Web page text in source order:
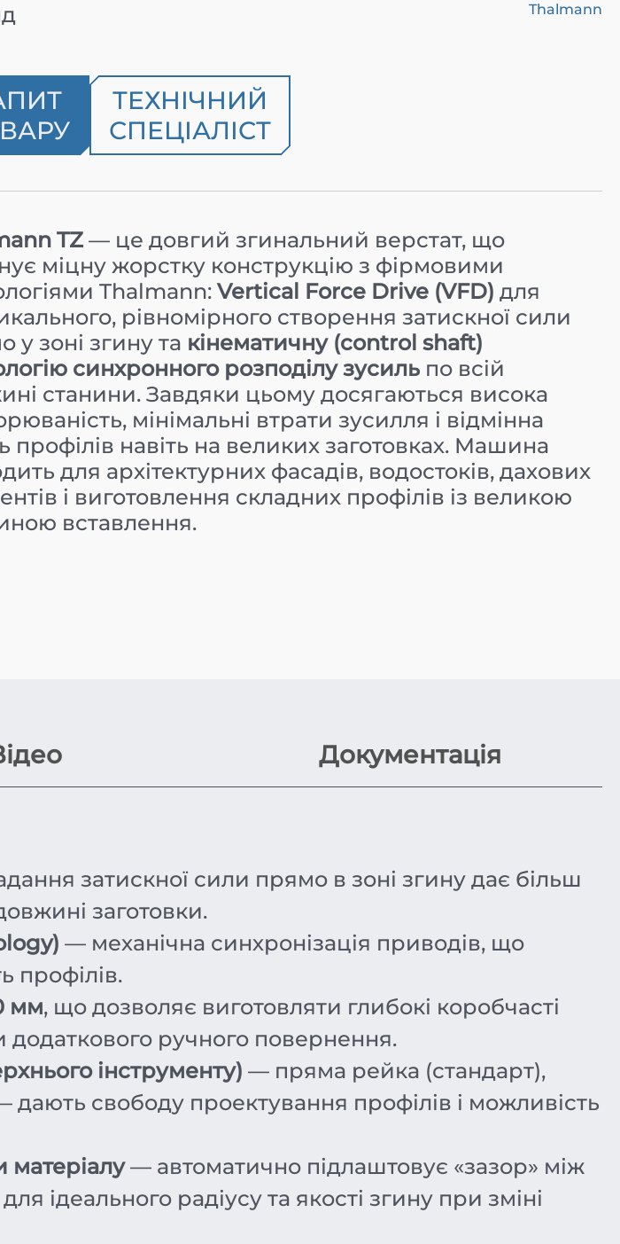
Thalmann
ТЕХНІЧНИЙ
СПЕЦІАЛІСТ
TZ — це довгий згинальний верстат, що
міцну жорстку конструкцію з фірмовими
Thalmann: Vertical Force Drive (VFD) для
рівномірного створення затискної сили
у зоні згину та кінематичну (control shaft)
синхронного розподілу зусиль по всій
станини. Завдяки цьому досягаються висока
мінімальні втрати зусилля і відмінна
профілів навіть на великих заготовках. Машина
для архітектурних фасадів, водостоків, дахових
і виготовлення складних профілів із великою
вставлення.
Документація
затискної сили прямо в зоні згину дає більш
заготовки.
— механічна синхронізація приводів, що
профілів.
мм, що дозволяє виготовляти глибокі коробчасті
додаткового ручного повернення.
інструменту) — пряма рейка (стандарт),
дають свободу проектування профілів і можливість
матеріалу— автоматично підлаштовує «зазор» між
ідеального радіусу та якості згину при зміні